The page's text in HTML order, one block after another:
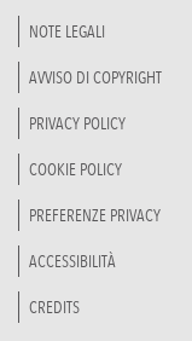
NOTE LEGALI
AVVISO DI COPYRIGHT
PRIVACY POLICY
COOKIE POLICY
PREFERENZE PRIVACY
ACCESSIBILITÀ
CREDITS